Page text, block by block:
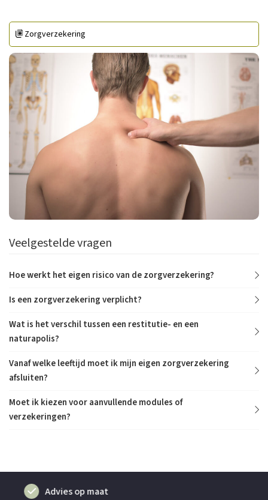
Zorgverzekering
Veelgestelde vragen
Hoe werkt het eigen risico van de zorgverzekering?
Is een zorgverzekering verplicht?
Wat is het verschil tussen een restitutie- en een
naturapolis?
Vanaf welke leeftijd moet ik mijn eigen zorgverzekering
afsluiten?
Moet ik kiezen voor aanvullende modules of
verzekeringen?